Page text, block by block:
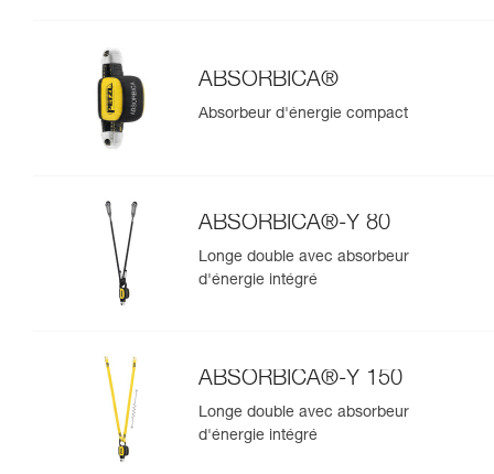
ABSORBICA®
Absorbeur d'énergie compact
ABSORBICA®-Y 80
Longe double avec absorbeur
d'énergie intégré
ABSORBICA®-Y 150
Longe double avec absorbeur
d'énergie intégré